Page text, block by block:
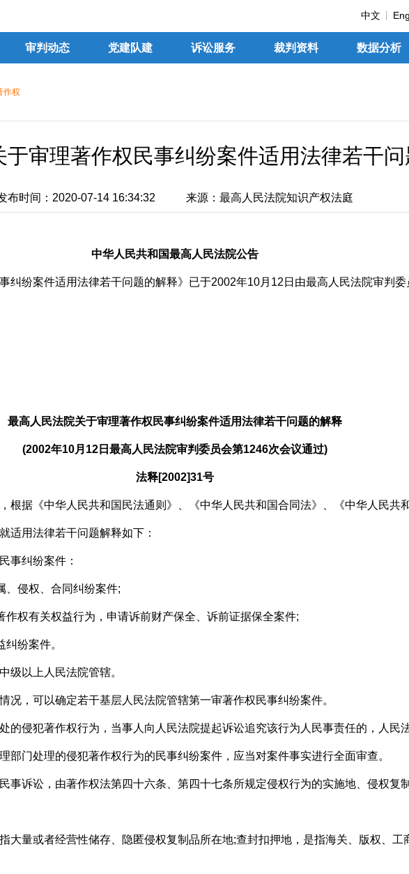
中文
审判动态 党建队建 诉讼服务 裁判资料 数据分析
作权
审理著作权民事纠纷案件适用法律若干
布时间：2020-07-14 16:34:32 来源：最高人民法院知识产权法庭
中华人民共和国最高人民法院公告
纷案件适用法律若干问题的解释》已于2002年10月12日由最高人民法院审判委
最高人民法院关于审理著作权民事纠纷案件适用法律若干问题的解释
(2002年10月12日最高人民法院审判委员会第1246次会议通过)
法释[2002]31号
据《中华人民共和国民法通则》、《中华人民共和国合同法》、《中华人民共
适用法律若干问题解释如下：
纠纷案件：
侵权、合同纠纷案件;
权有关权益行为，申请诉前财产保全、诉前证据保全案件;
纷案件。
以上人民法院管辖。
，可以确定若干基层人民法院管辖第一审著作权民事纠纷案件。
犯著作权行为，当事人向人民法院提起诉讼追究该行为人民事责任的，人民法
门处理的侵犯著作权行为的民事纠纷案件，应当对案件事实进行全面审查。
讼，由著作权法第四十六条、第四十七条所规定侵权行为的实施地、侵权复
量或者经营性储存、隐匿侵权复制品所在地;查封扣押地，是指海关、版权、工